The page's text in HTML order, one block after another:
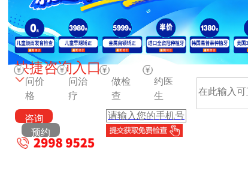
快捷咨询入口
问价
格
问治
疗
做检
查
约医
生
咨询
预约